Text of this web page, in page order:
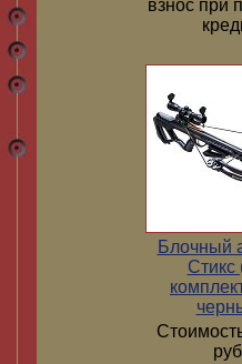
взнос при
Блочный
Стикс